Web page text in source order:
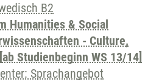
B2
Humanities & Social
- Culture,
Studienbeginn WS 13/14]
Sprachangebot